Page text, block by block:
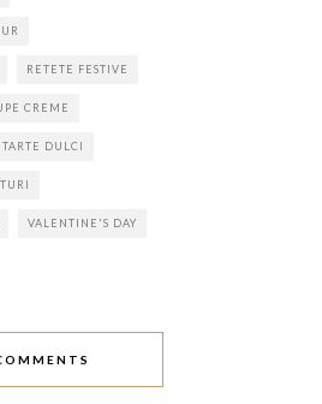
RETETE FESTIVE
CREME
TARTE DULCI
VALENTINE'S DAY